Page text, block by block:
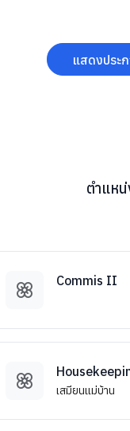
แสดงประ
ตำแหน่
Commis II
เสมียนแม่บ้าน